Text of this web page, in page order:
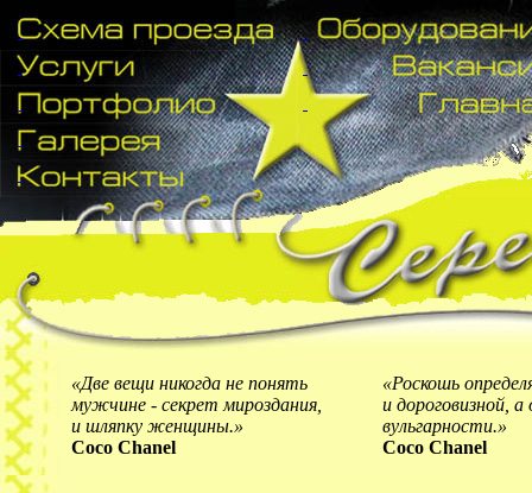
«Две вещи никогда не понять
мужчине - секрет мироздания,
и шляпку женщины.»
Coco Chanel
«Роскошь
и дороговизной,
вульгарности.»
Coco Chanel